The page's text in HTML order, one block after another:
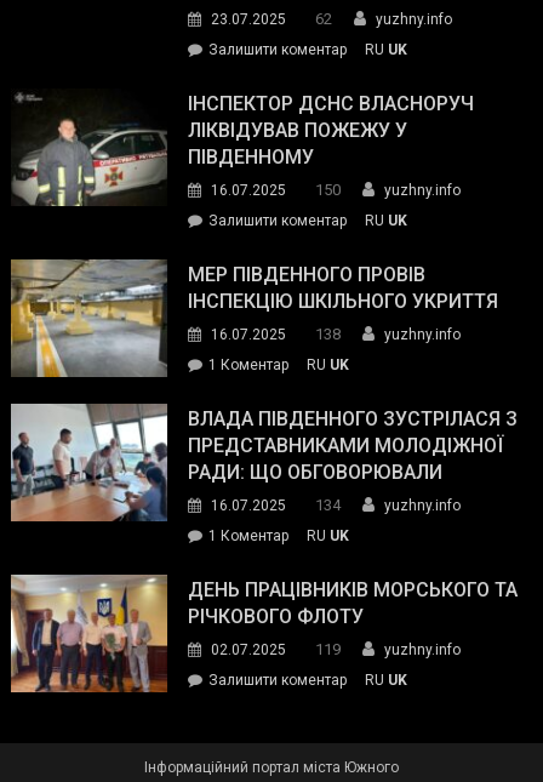
гуманітарну
допомогу
23.07.2025 62
yuzhny.info
Залишити коментарon
провів
нараду
силових
та
органів:
«Наш
спільний
окупанти.
Маємо
діяти
команда
RU UK
ІНСПЕКТОР ДСНС ВЛАСНОРУЧ
ЛІКВІДУВАВ ПОЖЕЖУ У
ПІВДЕННОМУ
16.07.2025 150
yuzhny.info
Залишити коментарon
ДСНС
власноруч
пожежу
у
RU UK
МЕР ПІВДЕННОГО ПРОВІВ
ІНСПЕКЦІЮ ШКІЛЬНОГО УКРИТТЯ
16.07.2025 138
yuzhny.info
1 Коментардо
Південного
провів
інспекцію
RU UK
ВЛАДА ПІВДЕННОГО ЗУСТРІЛАСЯ З
ПРЕДСТАВНИКАМИ МОЛОДІЖНОЇ
РАДИ: ЩО ОБГОВОРЮВАЛИ
16.07.2025 134
yuzhny.info
1 Коментардо
Південного
зустрілася
представниками
молодіжної
обговорювали
RU UK
ДЕНЬ ПРАЦІВНИКІВ МОРСЬКОГО ТА
РІЧКОВОГО ФЛОТУ
02.07.2025 119
yuzhny.info
Залишити коментарon
RU UK
Інформаційний портал міста Южного